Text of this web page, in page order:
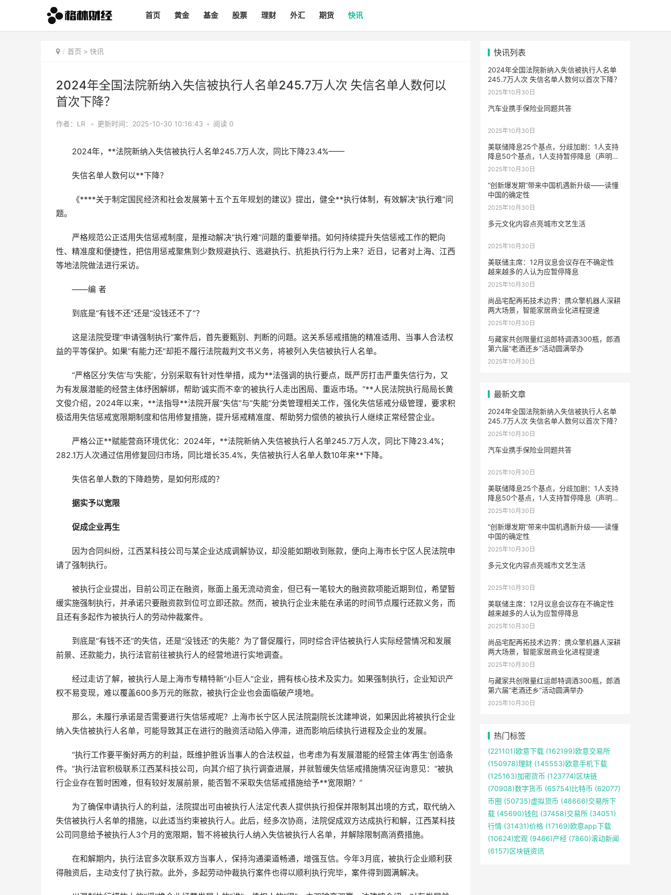
首页 黄金 基金 股票 理财 外汇 期货 快讯
首页 > 快讯
2024年全国法院新纳入失信被执行人名单245.7万人次 失信名单人数何以
首次下降？
作者：LR • 更新时间：2025-10-30 10:16:43 • 阅读 0
2024年，**法院新纳入失信被执行人名单245.7万人次，同比下降23.4%——
失信名单人数何以**下降？
《****关于制定国民经济和社会发展第十五个五年规划的建议》提出，健全**执行体制，有效解决“执行难”问
题。
严格规范公正适用失信惩戒制度，是推动解决“执行难”问题的重要举措。如何持续提升失信惩戒工作的靶向
性、精准度和便捷性，把信用惩戒聚焦到少数规避执行、逃避执行、抗拒执行行为上来？近日，记者对上海、江西
等地法院做法进行采访。
——编 者
到底是“有钱不还”还是“没钱还不了”？
这是法院受理“申请强制执行”案件后，首先要甄别、判断的问题。这关系惩戒措施的精准适用、当事人合法权
益的平等保护。如果“有能力还”却拒不履行法院裁判文书义务，将被列入失信被执行人名单。
“严格区分‘失信’与‘失能’，分别采取有针对性举措，成为**法强调的执行要点，既严厉打击严重失信行为，又
为有发展潜能的经营主体纾困解绑，帮助‘诚实而不幸’的被执行人走出困局、重返市场。”**人民法院执行局局长黄
文俊介绍，2024年以来，**法指导**法院开展“失信”与“失能”分类管理相关工作，强化失信惩戒分级管理，要求积
极适用失信惩戒宽限期制度和信用修复措施，提升惩戒精准度、帮助努力偿债的被执行人继续正常经营企业。
严格公正**赋能营商环境优化：2024年，**法院新纳入失信被执行人名单245.7万人次，同比下降23.4%；
282.1万人次通过信用修复回归市场，同比增长35.4%，失信被执行人名单人数10年来**下降。
失信名单人数的下降趋势，是如何形成的？
据实予以宽限
促成企业再生
因为合同纠纷，江西某科技公司与某企业达成调解协议，却没能如期收到账款，便向上海市长宁区人民法院申
请了强制执行。
被执行企业提出，目前公司正在融资，账面上虽无流动资金，但已有一笔较大的融资款项能近期到位，希望暂
缓实施强制执行，并承诺只要融资款到位可立即还款。然而，被执行企业未能在承诺的时间节点履行还款义务，而
且还有多起作为被执行人的劳动仲裁案件。
到底是“有钱不还”的失信，还是“没钱还”的失能？为了督促履行，同时综合评估被执行人实际经营情况和发展
前景、还款能力，执行法官前往被执行人的经营地进行实地调查。
经过走访了解，被执行人是上海市专精特新“小巨人”企业，拥有核心技术及实力。如果强制执行，企业知识产
权不易变现，难以覆盖600多万元的账款，被执行企业也会面临破产境地。
那么，未履行承诺是否需要进行失信惩戒呢？上海市长宁区人民法院副院长沈建坤说，如果因此将被执行企业
纳入失信被执行人名单，可能导致其正在进行的融资活动陷入停滞，进而影响后续执行进程及企业的发展。
“执行工作要平衡好两方的利益，既维护胜诉当事人的合法权益，也考虑为有发展潜能的经营主体‘再生’创造条
件。”执行法官积极联系江西某科技公司，向其介绍了执行调查进展，并就暂缓失信惩戒措施情况征询意见：“被执
行企业存在暂时困难，但有较好发展前景，能否暂不采取失信惩戒措施给予**宽限期？”
为了确保申请执行人的利益，法院提出可由被执行人法定代表人提供执行担保并限制其出境的方式，取代纳入
失信被执行人名单的措施，以此适当约束被执行人。此后，经多次协商，法院促成双方达成执行和解，江西某科技
公司同意给予被执行人3个月的宽限期，暂不将被执行人纳入失信被执行人名单，并解除限制高消费措施。
在和解期内，执行法官多次联系双方当事人，保持沟通渠道畅通，增强互信。今年3月底，被执行企业顺利获
得融资后，主动支付了执行款。此外，多起劳动仲裁执行案件也得以顺利执行完毕，案件得到圆满解决。
快讯列表
2024年全国法院新纳入失信被执行人名单
245.7万人次 失信名单人数何以首次下降？
2025年10月30日
汽车业携手保险业同题共答
2025年10月30日
美联储降息25个基点，分歧加剧：1人支持
降息50个基点，1人支持暂停降息（声明全
文）
2025年10月30日
“创新爆发期”带来中国机遇新升级——读懂
中国的确定性
2025年10月30日
多元文化内容点亮城市文艺生活
2025年10月30日
美联储主席：12月议息会议存在不确定性
越来越多的人认为应暂停降息
2025年10月30日
尚品宅配再拓技术边界：携众擎机器人深耕
两大场景，智能家居商业化进程提速
2025年10月30日
与藏家共创限量红运郎特调酒300瓶，郎酒
第六届“老酒还乡”活动圆满举办
2025年10月30日
最新文章
2024年全国法院新纳入失信被执行人名单
245.7万人次 失信名单人数何以首次下降？
2025年10月30日
汽车业携手保险业同题共答
2025年10月30日
美联储降息25个基点，分歧加剧：1人支持
降息50个基点，1人支持暂停降息（声明全
文）
2025年10月30日
“创新爆发期”带来中国机遇新升级——读懂
中国的确定性
2025年10月30日
多元文化内容点亮城市文艺生活
2025年10月30日
美联储主席：12月议息会议存在不确定性
越来越多的人认为应暂停降息
2025年10月30日
尚品宅配再拓技术边界：携众擎机器人深耕
两大场景，智能家居商业化进程提速
2025年10月30日
与藏家共创限量红运郎特调酒300瓶，郎酒
第六届“老酒还乡”活动圆满举办
2025年10月30日
热门标签
(221101)欧意下载 (162199)欧意交易所
(150978)理财 (145553)欧意手机下载
(125163)加密货币 (123774)区块链
(70908)数字货币 (65754)比特币 (62077)
币圈 (50735)虚拟货币 (48666)交易所下
载 (45690)钱包 (37458)交易所 (34051)
行情 (31431)价格 (17169)欧意app下载
(10624)宏观 (9466)产经 (7860)滚动新闻
(6157)区块链资讯